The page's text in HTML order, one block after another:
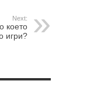
Next:
което
игри?